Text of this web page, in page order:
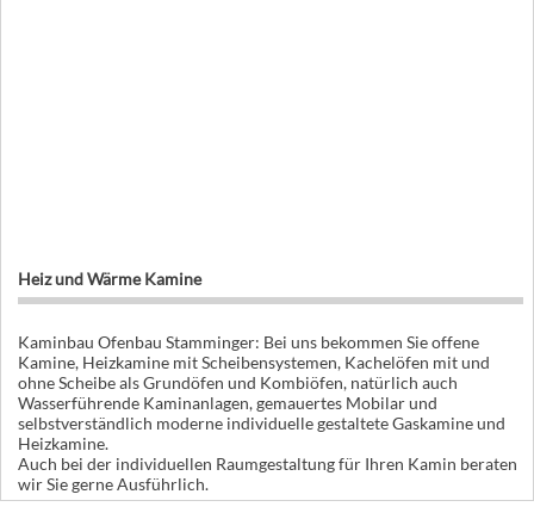
Heiz und Wärme Kamine
Kaminbau Ofenbau Stamminger: Bei uns bekommen Sie offene
Kamine, Heizkamine mit Scheibensystemen, Kachelöfen mit und
ohne Scheibe als Grundöfen und Kombiöfen, natürlich auch
Wasserführende Kaminanlagen, gemauertes Mobilar und
selbstverständlich moderne individuelle gestaltete Gaskamine und
Heizkamine.
Auch bei der individuellen Raumgestaltung für Ihren Kamin beraten
wir Sie gerne Ausführlich.